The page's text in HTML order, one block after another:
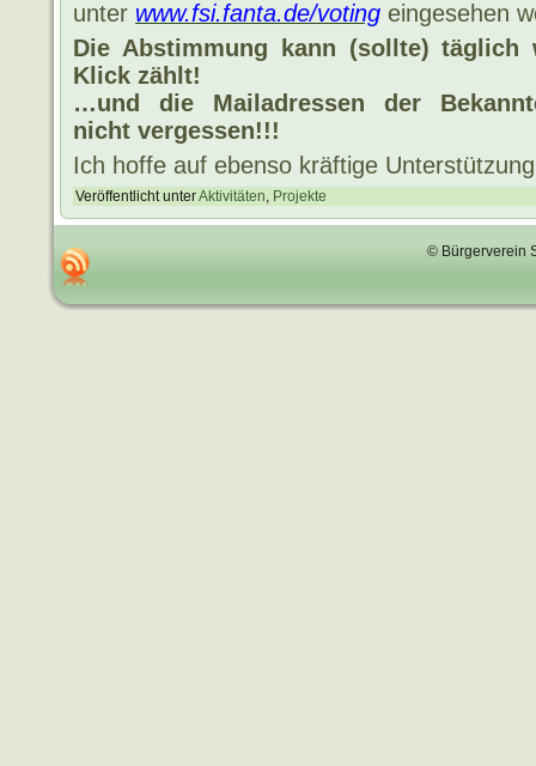
unter www.fsi.fanta.de/voting eingesehen
Die Abstimmung kann (sollte) täglich
Klick zählt!
…und die Mailadressen der
nicht vergessen!!!
Ich hoffe auf ebenso kräftige
Veröffentlicht unterAktivitäten, Projekte
© Bürgerverein